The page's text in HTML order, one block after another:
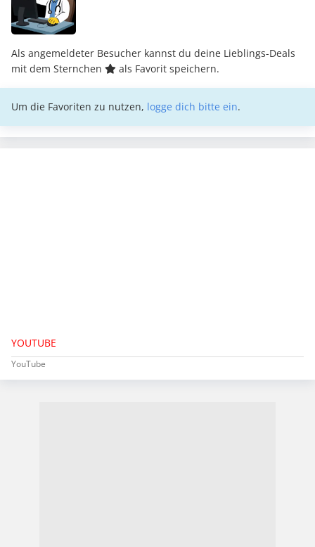
Als angemeldeter Besucher kannst du deine Lieblings-Deals
mit dem Sternchen
als Favorit speichern.
Um die Favoriten zu nutzen, logge dich bitte ein.
YOUTUBE
YouTube